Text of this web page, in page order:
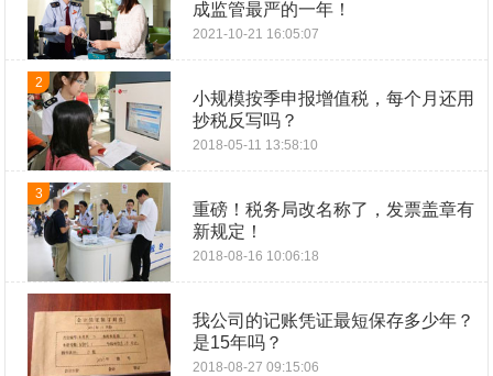
成监管最严的一年！
2021-10-21 16:05:07
2
小规模按季申报增值税，每个月还用
抄税反写吗？
2018-05-11 13:58:10
3
重磅！税务局改名称了，发票盖章有
新规定！
2018-08-16 10:06:18
我公司的记账凭证最短保存多少年？
是15年吗？
2018-08-27 09:15:06